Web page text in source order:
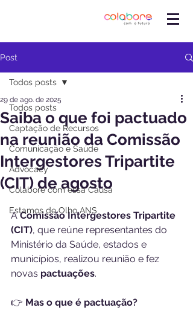
Post
Todos posts
Captação de Recursos
Comunicação e Saúde
Advocacy
Colabore com essa Causa
Estamos de Olho ANS
Todos posts
Saiba o que foi pactuado
na reunião da Comissão
Intergestores Tripartite
(CIT) de agosto
29 de ago. de 2025
A Comissão Intergestores Tripartite
(CIT), que reúne representantes do
Ministério da Saúde, estados e
municípios, realizou reunião e fez
novas pactuações.
👉 Mas o que é pactuação?